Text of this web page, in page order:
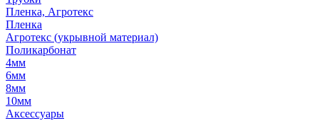
Пленка, Агротекс
Пленка
Агротекс (укрывной материал)
Поликарбонат
4мм
6мм
8мм
10мм
Аксессуары